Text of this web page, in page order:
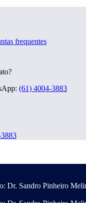
frequentes
(61) 4004-3883
Dr. Sandro Pinheiro